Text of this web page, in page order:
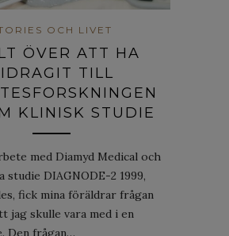
OCH LIVET
ÖVER ATT HA
TILL
KLINISK STUDIE
med Diamyd Medical och
studie DIAGNODE-2 1999,
fick mina föräldrar frågan
jag skulle vara med i en
Den frågan…